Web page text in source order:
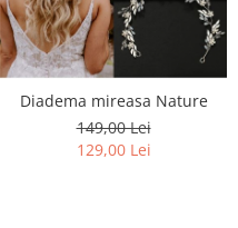
Diadema mireasa Nature
149,00 Lei
129,00 Lei